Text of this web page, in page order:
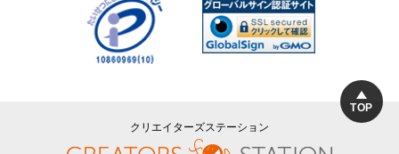
TOP
クリエイターズステーション